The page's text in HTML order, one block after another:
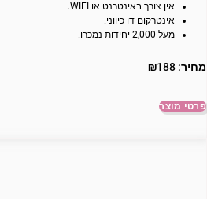
אין צורך באינטרנט או WIFI.
אינטרקום דו כיווני.
מעל 2,000 יחידות נמכרו.
מחיר: ₪188
פרטי מוצר